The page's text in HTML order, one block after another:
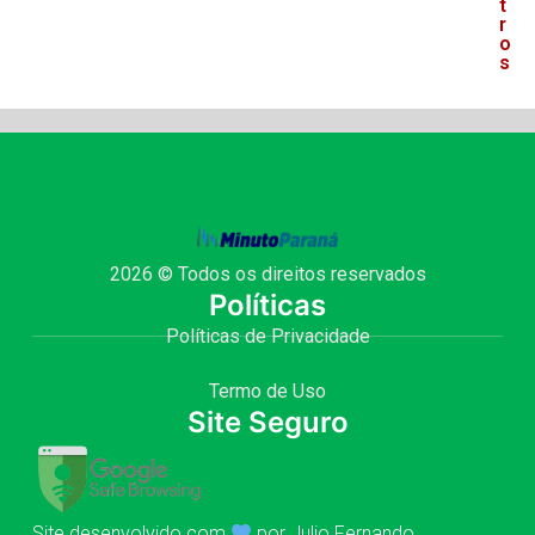
t
r
o
s
2026 © Todos os direitos reservados
Políticas
Políticas de Privacidade
Termo de Uso
Site Seguro